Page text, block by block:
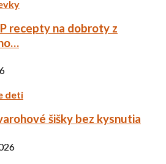
recepty na dobroty z
deti
šišky bez kysnutia